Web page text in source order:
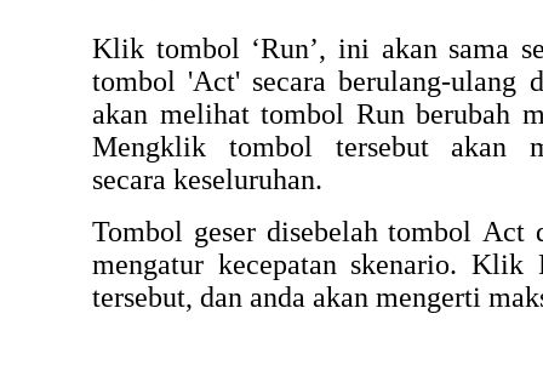
Klik tombol ‘Run’, ini akan sama
tombol 'Act' secara berulang-ulang
akan melihat tombol Run berubah
Mengklik tombol tersebut akan
secara keseluruhan.
Tombol geser disebelah tombol Act
mengatur kecepatan skenario.
tersebut, dan anda akan mengerti